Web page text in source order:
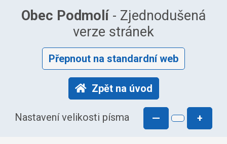
Obec Podmolí- Zjednodušená
verze stránek
Přepnout na standardní web
Zpět na úvod
Nastavení velikosti písma — +